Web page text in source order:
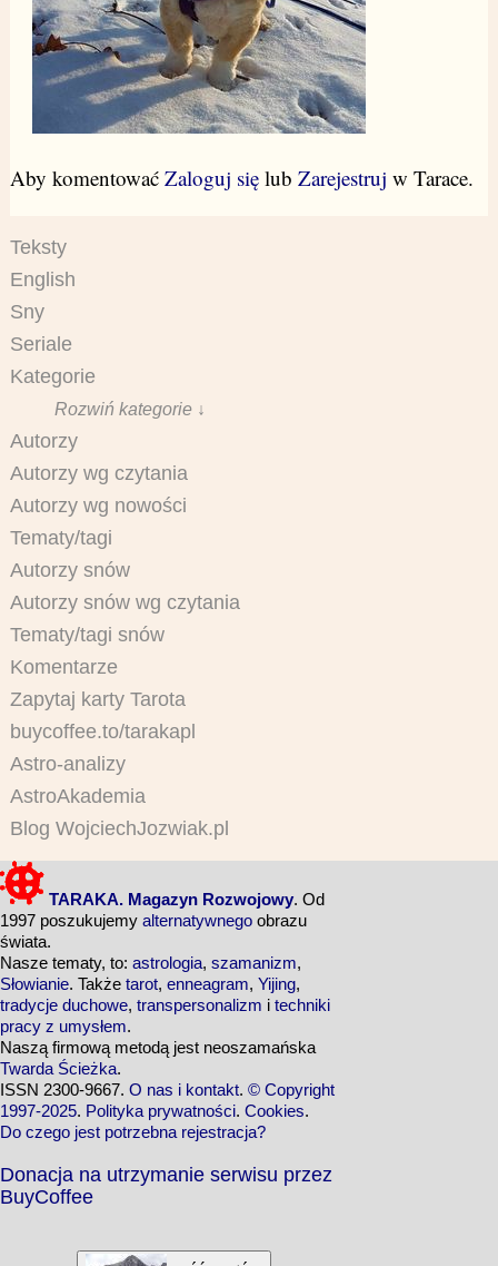
Aby komentować Zaloguj sięlub Zarejestruj w Tarace.
Teksty
English
Sny
Seriale
Kategorie
Rozwiń kategorie ↓
Autorzy
Autorzy wg czytania
Autorzy wg nowości
Tematy/tagi
Autorzy snów
Autorzy snów wg czytania
Tematy/tagi snów
Komentarze
Zapytaj karty Tarota
buycoffee.to/tarakapl
Astro-analizy
AstroAkademia
Blog WojciechJozwiak.pl
TARAKA. Magazyn Rozwojowy. Od
1997 poszukujemy alternatywnego obrazu
świata.
Nasze tematy, to: astrologia, szamanizm,
Słowianie. Także tarot, enneagram, Yijing,
tradycje duchowe, transpersonalizm i techniki
pracy z umysłem.
Naszą firmową metodą jest neoszamańska
Twarda Ścieżka.
ISSN 2300-9667. O nas i kontakt. © Copyright
1997-2025. Polityka prywatności. Cookies.
Do czego jest potrzebna rejestracja?
Donacja na utrzymanie serwisu przez
BuyCoffee